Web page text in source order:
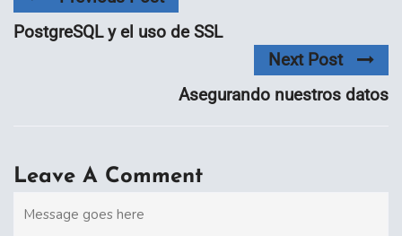
PostgreSQL y el uso de SSL
Next Post
Asegurando nuestros datos
Leave A Comment